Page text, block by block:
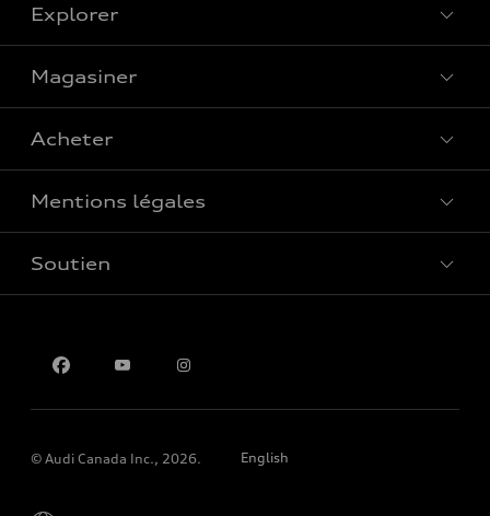
Explorer
Magasiner
Acheter
Mentions légales
Soutien
© Audi Canada Inc., 2026. English